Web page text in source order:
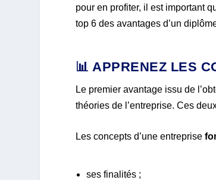
pour en profiter, il est important
top 6 des avantages d’un
📊 APPRENEZ LES
Le premier avantage issu de
théories de l’entreprise. Ces
Les concepts d’une entreprise
ses finalités ;